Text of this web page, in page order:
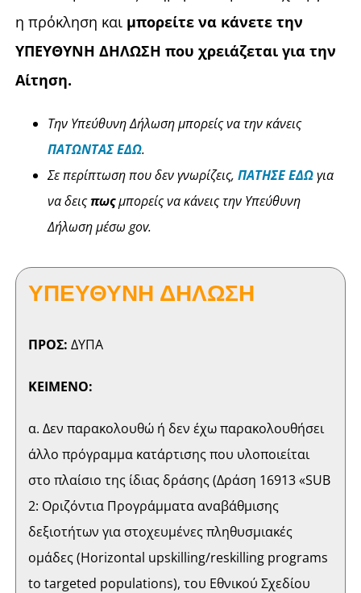
ΕΠΙΚΟΙΝΩΝΙΑ
GDPR
η πρόκληση και μπορείτε να κάνετε την
ΥΠΕΥΘΥΝΗ ΔΗΛΩΣΗ που χρειάζεται για την
Αίτηση.
Την Υπεύθυνη Δήλωση μπορείς να την κάνεις
ΠΑΤΩΝΤΑΣ ΕΔΩ.
Σε περίπτωση που δεν γνωρίζεις,ΠΑΤΗΣΕ ΕΔΩγια
να δειςπωςμπορείς να κάνεις την Υπεύθυνη
Δήλωση μέσω gov.
ΥΠΕΥΘΥΝΗ ΔΗΛΩΣΗ
ΠΡΟΣ: ΔΥΠΑ
ΚΕΙΜΕΝΟ:
α. Δεν παρακολουθώ ή δεν έχω παρακολουθήσει
άλλο πρόγραμμα κατάρτισης που υλοποιείται
στο πλαίσιο της ίδιας δράσης (Δράση 16913 «SUB
2: Οριζόντια Προγράμματα αναβάθμισης
δεξιοτήτων για στοχευμένες πληθυσμιακές
ομάδες (Horizontal upskilling/reskilling programs
to targeted populations), του Εθνικού Σχεδίου